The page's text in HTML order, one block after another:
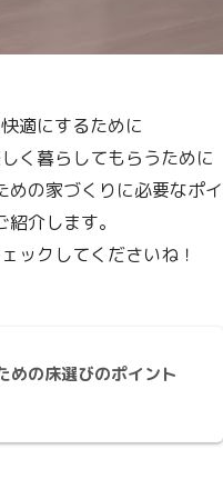
適にするために
く暮らしてもらうために
の家づくりに必要なポイ
介します。
ックしてくださいね！
めの床選びのポイント